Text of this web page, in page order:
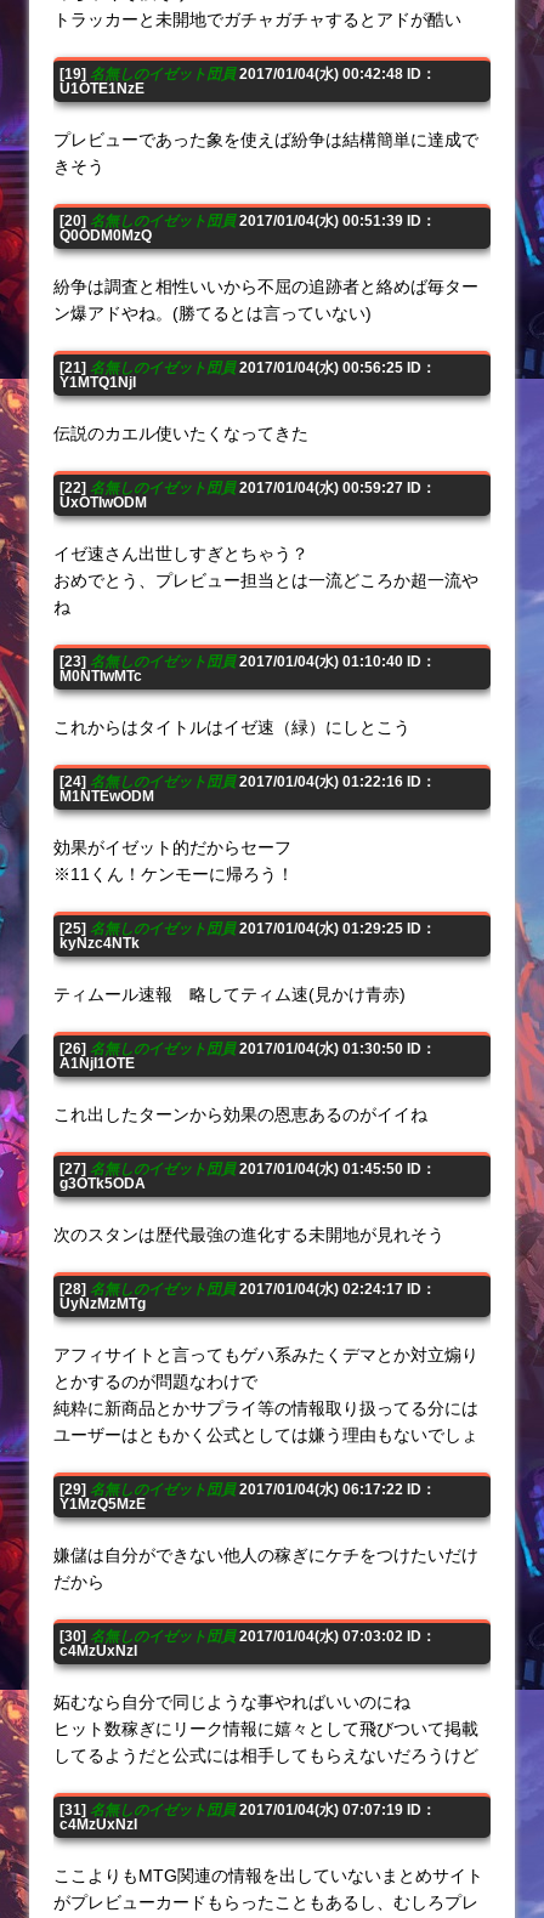
トラッカーと未開地でガチャガチャするとアドが酷い
[19] 名無しのイゼット団員2017/01/04(水) 00:42:48 ID：
U1OTE1NzE
プレビューであった象を使えば紛争は結構簡単に達成で
きそう
[20] 名無しのイゼット団員2017/01/04(水) 00:51:39 ID：
Q0ODM0MzQ
紛争は調査と相性いいから不屈の追跡者と絡めば毎ター
ン爆アドやね。(勝てるとは言っていない)
[21] 名無しのイゼット団員2017/01/04(水) 00:56:25 ID：
Y1MTQ1NjI
伝説のカエル使いたくなってきた
[22] 名無しのイゼット団員2017/01/04(水) 00:59:27 ID：
UxOTIwODM
イゼ速さん出世しすぎとちゃう？
おめでとう、プレビュー担当とは一流どころか超一流や
ね
[23] 名無しのイゼット団員2017/01/04(水) 01:10:40 ID：
M0NTIwMTc
これからはタイトルはイゼ速（緑）にしとこう
[24] 名無しのイゼット団員2017/01/04(水) 01:22:16 ID：
M1NTEwODM
効果がイゼット的だからセーフ
※11くん！ケンモーに帰ろう！
[25] 名無しのイゼット団員2017/01/04(水) 01:29:25 ID：
kyNzc4NTk
ティムール速報 略してティム速(見かけ青赤)
[26] 名無しのイゼット団員2017/01/04(水) 01:30:50 ID：
A1NjI1OTE
これ出したターンから効果の恩恵あるのがイイね
[27] 名無しのイゼット団員2017/01/04(水) 01:45:50 ID：
g3OTk5ODA
次のスタンは歴代最強の進化する未開地が見れそう
[28] 名無しのイゼット団員2017/01/04(水) 02:24:17 ID：
UyNzMzMTg
アフィサイトと言ってもゲハ系みたくデマとか対立煽り
とかするのが問題なわけで
純粋に新商品とかサプライ等の情報取り扱ってる分には
ユーザーはともかく公式としては嫌う理由もないでしょ
[29] 名無しのイゼット団員2017/01/04(水) 06:17:22 ID：
Y1MzQ5MzE
嫌儲は自分ができない他人の稼ぎにケチをつけたいだけ
だから
[30] 名無しのイゼット団員2017/01/04(水) 07:03:02 ID：
c4MzUxNzI
妬むなら自分で同じような事やればいいのにね
ヒット数稼ぎにリーク情報に嬉々として飛びついて掲載
してるようだと公式には相手してもらえないだろうけど
[31] 名無しのイゼット団員2017/01/04(水) 07:07:19 ID：
c4MzUxNzI
ここよりもMTG関連の情報を出していないまとめサイト
がプレビューカードもらったこともあるし、むしろプレ